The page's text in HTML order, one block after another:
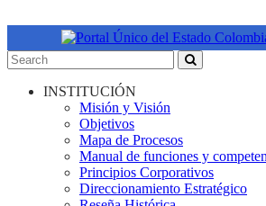
INSTITUCIÓN
Misión y Visión
Objetivos
Mapa de Procesos
Manual de funciones y
Principios Corporativos
Direccionamiento Estratégico